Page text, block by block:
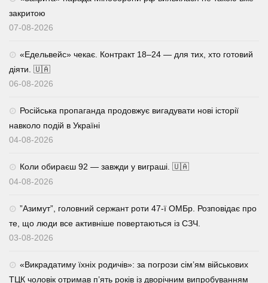
закритою
07-08-2026
«Едельвейс» чекає. Контракт 18–24 — для тих, хто готовий
діяти. 🇺🇦
06-08-2026
Російська пропаганда продовжує вигадувати нові історії
навколо подій в Україні
04-08-2026
Коли обираєш 92 — завжди у виграші. 🇺🇦
04-08-2026
⁨”Азимут”, головний сержант роти 47-ї ОМБр. Розповідає про
те, що люди все активніше повертаються із СЗЧ.
03-08-2026
«Викрадатиму їхніх родичів»: за погрози сім’ям військових
ТЦК чоловік отримав п’ять років із дворічним випробуванням